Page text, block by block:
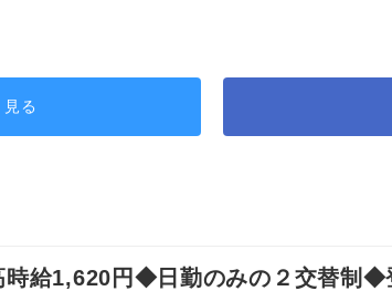
る
給1,620円◆日勤のみの２交替制◆